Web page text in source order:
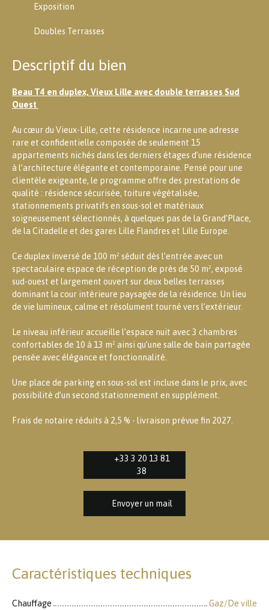
Exposition
Doubles Terrasses
Descriptif du bien
Beau T4 en duplex, Vieux Lille avec double terrasses Sud
Ouest
Au cœur du Vieux-Lille, cette résidence incarne une adresse
rare et confidentielle composée de seulement 15
appartements nichés dans les derniers étages d’une résidence
à l’architecture élégante et contemporaine. Pensé pour une
clientèle exigeante, le programme offre des prestations de
qualité : résidence sécurisée, toiture végétalisée,
stationnements privatifs en sous-sol et matériaux
soigneusement sélectionnés, à quelques pas de la Grand’Place,
de la Citadelle et des gares Lille Flandres et Lille Europe.
Ce duplex inversé de 100 m² séduit dès l’entrée avec un
spectaculaire espace de réception de près de 50 m², exposé
sud-ouest et largement ouvert sur deux belles terrasses
dominant la cour intérieure paysagée de la résidence. Un lieu
de vie lumineux, calme et résolument tourné vers l’extérieur.
Le niveau inférieur accueille l’espace nuit avec 3 chambres
confortables de 10 à 13 m² ainsi qu’une salle de bain partagée
pensée avec élégance et fonctionnalité.
Une place de parking en sous-sol est incluse dans le prix, avec
possibilité d’un second stationnement en supplément.
Frais de notaire réduits à 2,5 % - livraison prévue fin 2027.
+33 3 20 13 81
38
Envoyer un mail
Caractéristiques techniques
Chauffage
Gaz/De ville